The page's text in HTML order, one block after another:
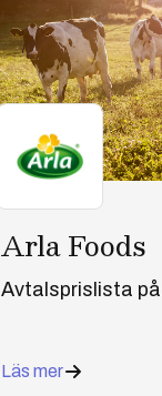
Arla Foods
Avtalsprislista
Läs mer